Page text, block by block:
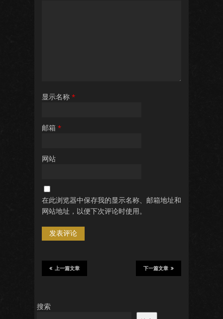
显示名称 *
邮箱 *
网站
在此浏览器中保存我的显示名称、邮箱地址和
网站地址，以便下次评论时使用。
下一篇文章
上一篇文章
搜索